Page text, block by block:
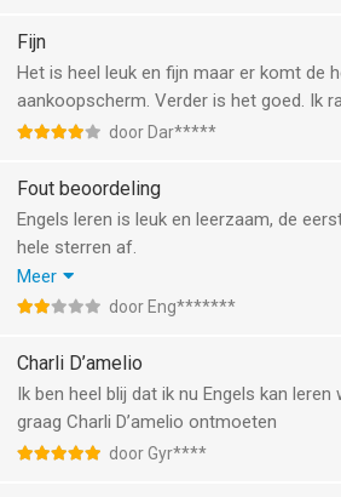
Bye
Fijn
Het is heel leuk en fijn maar er komt de
aankoopscherm. Verder is het goed. Ik
door Dar*****
Fout beoordeling
Engels leren is leuk en leerzaam, de
hele sterren af.
Als je een ster nog hebt, je hebt een
de helft van laatste stel.
gewoon een puntentelling wat geldt voor
lessen en de weekelijkse uitdaging,
Een puntenaantal voor alles, wel zo
Meer
door Eng*******
Charli D’amelio
Ik ben heel blij dat ik nu Engels kan leren
graag Charli D’amelio ontmoeten
door Gyr****